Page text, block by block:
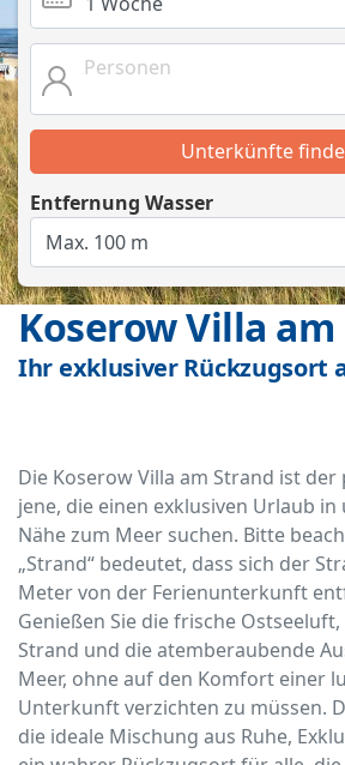
Personen
Unterkünfte
Entfernung Wasser
Koserow Villa
Ihr exklusiver Rückzugsort
Die Koserow Villa am Strand ist
jene, die einen exklusiven Urlaub
Nähe zum Meer suchen. Bitte
„Strand“ bedeutet, dass sich der
Meter von der Ferienunterkunft
Genießen Sie die frische
Strand und die atemberaubende
Meer, ohne auf den Komfort einer
Unterkunft verzichten zu müssen.
die ideale Mischung aus Ruhe,